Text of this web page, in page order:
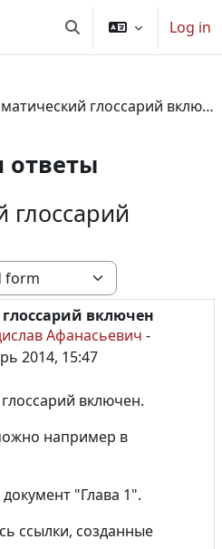
Toggle search input
Log in
Автоматический глоссарий включен
ответы
глоссарий
включен
Афанасьевич -
2014, 15:47
включен.
например в
"Глава 1".
ссылки, созданные